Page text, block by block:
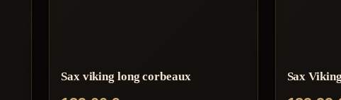
Sax viking long corbeaux Sax